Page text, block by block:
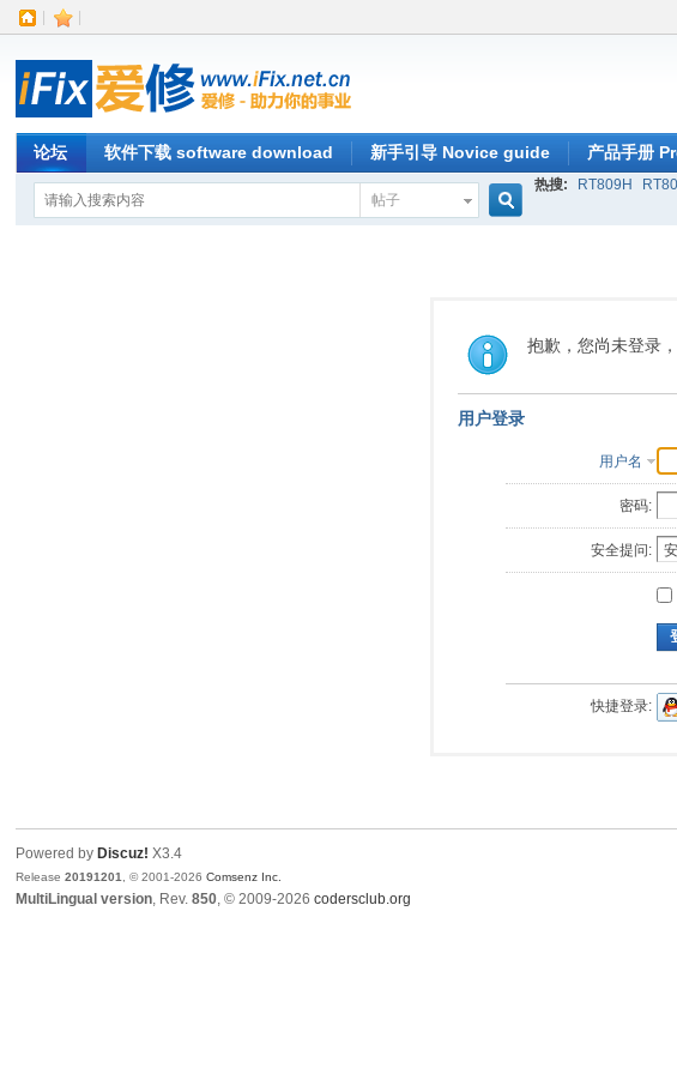
论坛 软件下载 software download 新手引导 Novice guide 产品手册
帖子
索
热搜: RT809H
抱歉，您尚未登录
用户登录
用户名
密码:
安全提问:
快捷登录:
Powered by Discuz! X3.4
Release20191201 , © 2001-2026Comsenz Inc.
MultiLingual version, Rev.850, © 2009-2026codersclub.org